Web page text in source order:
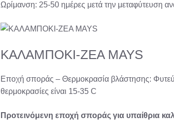
Ωρίμανση: 25-50 ημέρες μετά την μεταφύτευση
ΚΑΛΑΜΠΟΚΙ-ZEA MAYS
Εποχή σποράς – Θερμοκρασία βλάστησης:
θερμοκρασίες είναι 15-35 C
Προτεινόμενη εποχή σποράς για υπαίθρια